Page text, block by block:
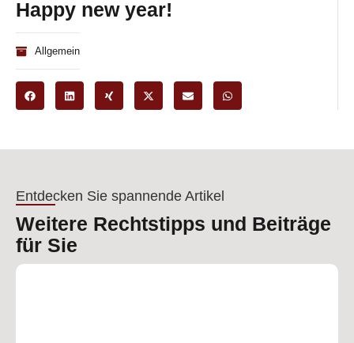
Happy new year!
Allgemein
Entdecken Sie spannende Artikel
Weitere Rechtstipps und Beiträge
für Sie